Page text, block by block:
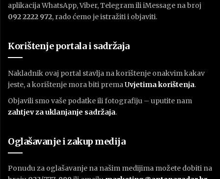
aplikacija WhatsApp, Viber, Telegram ili iMessage na broj
092 2222 972, rado ćemo je istražiti i objaviti.
Korištenje portala i sadržaja
Nakladnik ovaj portal stavlja na korištenje onakvim kakav
jeste, a korištenje mora biti prema Uvjetima korištenja.
Objavili smo vaše podatke ili fotografiju – uputite nam
zahtjev za uklanjanje sadržaja.
Oglašavanje i zakup medija
Ponudu za oglašavanje na našim medijima možete dobiti na